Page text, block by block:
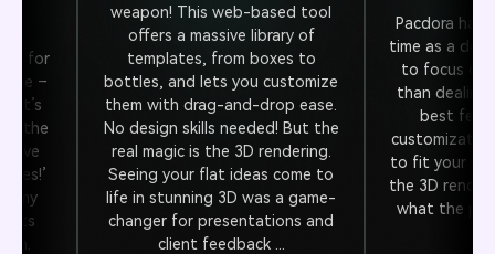
for
pie –
It’s
at the
save
my
its
weapon! This web-based tool
offers a massive library of
templates, from boxes to
bottles, and lets you customize
them with drag-and-drop ease.
No design skills needed! But the
real magic is the 3D rendering.
Seeing your flat ideas come to
life in stunning 3D was a game-
changer for presentations and
client feedback ...
Pacdora has
time as a
to focus on
than dealing
best
to fit your
the 3D
what the